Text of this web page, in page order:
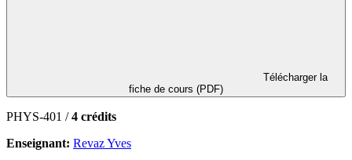
fiche de cours (PDF)
PHYS-401 /4 crédits
Enseignant: Revaz Yves